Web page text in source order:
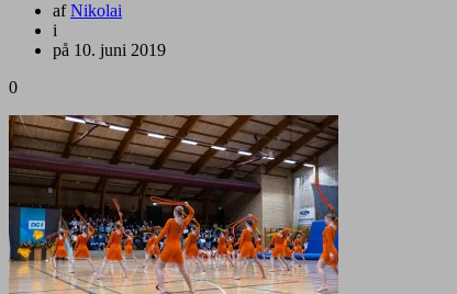
afNikolai
i
på 10. juni 2019
0